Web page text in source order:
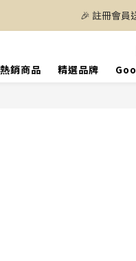
🎉 註冊會員
熱銷商品 精選品牌